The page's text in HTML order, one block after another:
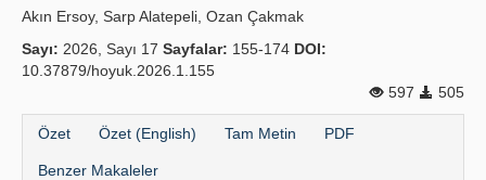
Akın Ersoy, Sarp Alatepeli, Ozan Çakmak
Sayı: 2026, Sayı 17 Sayfalar: 155-174 DOI:
10.37879/hoyuk.2026.1.155
597
505
Özet Özet (English) Tam Metin PDF
Benzer Makaleler